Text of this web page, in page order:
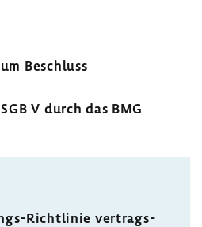
Beschluss
V durch das BMG
​Richtlinie vertrags­